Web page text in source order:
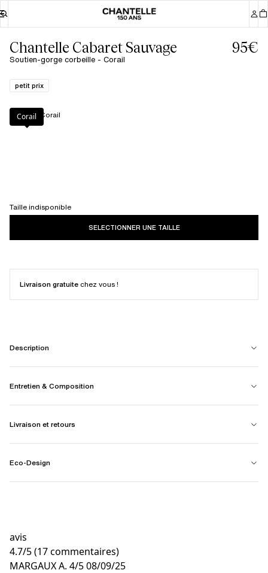
Chantelle Cabaret Sauvage
Soutien-gorge corbeille - Corail
95€
petit prix
Couleur Corail
Corail
Taille indisponible
SELECTIONNER UNE TAILLE
Livraison gratuite chez vous !
Description
Entretien & Composition
Livraison et retours
Eco-Design
avis
4.7/5(17 commentaires)
MARGAUX A. 4/508/09/25